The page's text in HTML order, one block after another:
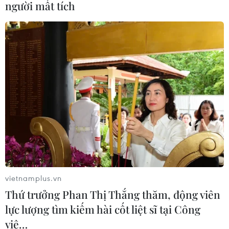
04/08/2026 04:58
Xem thêm
CƠ QUAN CHỦ QUẢN: THÔNG TẤN XÃ VIỆT NAM
Tổng Biên tập: TRẦN TIẾN DUẨN
Phó Tổng Biên tập: NGUYỄN THỊ TÁM, KHÚC THANH
THỦY
Sở hữu trí tuệ
Quy định sử dụng
người mất tích
vietnamplus.vn
Thứ trưởng Phan Thị Thắng thăm, động viên
lực lượng tìm kiếm hài cốt liệt sĩ tại Công
viê…